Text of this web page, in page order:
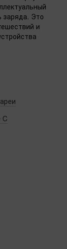
заряда. Это
и
C